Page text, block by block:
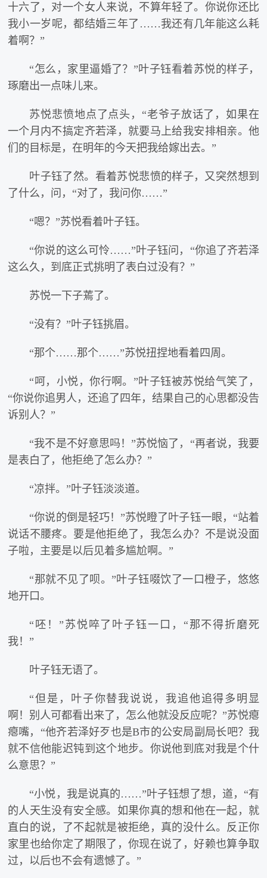
十六了，对一个女人来说，不算年轻了。你说你还比
我小一岁呢，都结婚三年了……我还有几年能这么耗
着啊？”
“怎么，家里逼婚了？”叶子钰看着苏悦的样子，
琢磨出一点味儿来。
苏悦悲愤地点了点头，“老爷子放话了，如果在
一个月内不搞定齐若泽，就要马上给我安排相亲。他
们的目标是，在明年的今天把我给嫁出去。”
叶子钰了然。看着苏悦悲愤的样子，又突然想到
了什么，问，“对了，我问你……”
“嗯？”苏悦看着叶子钰。
“你说的这么可怜……”叶子钰问，“你追了齐若泽
这么久，到底正式挑明了表白过没有？”
苏悦一下子蔫了。
“没有？”叶子钰挑眉。
“那个……那个……”苏悦扭捏地看着四周。
“呵，小悦，你行啊。”叶子钰被苏悦给气笑了，
“你说你追男人，还追了四年，结果自己的心思都没告
诉别人？”
“我不是不好意思吗！”苏悦恼了，“再者说，我要
是表白了，他拒绝了怎么办？”
“凉拌。”叶子钰淡淡道。
“你说的倒是轻巧！”苏悦瞪了叶子钰一眼，“站着
说话不腰疼。要是他拒绝了，我怎么办？不是说没面
子啦，主要是以后见着多尴尬啊。”
“那就不见了呗。”叶子钰啜饮了一口橙子，悠悠
地开口。
“呸！”苏悦啐了叶子钰一口，“那不得折磨死
我！”
叶子钰无语了。
“但是，叶子你替我说说，我追他追得多明显
啊！别人可都看出来了，怎么他就没反应呢？”苏悦瘪
瘪嘴，“他齐若泽好歹也是B市的公安局副局长吧？我
就不信他能迟钝到这个地步。你说他到底对我是个什
么意思？”
“小悦，我是说真的……”叶子钰想了想，道，“有
的人天生没有安全感。如果你真的想和他在一起，就
直白的说，了不起就是被拒绝，真的没什么。反正你
家里也给你定了期限了，你现在说了，好赖也算争取
过，以后也不会有遗憾了。”